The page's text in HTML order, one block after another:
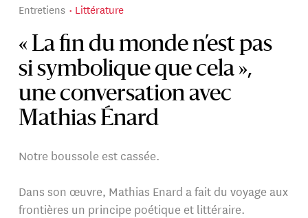
« La fin du monde n’est pas
si symbolique que cela »,
une conversation avec
Mathias Énard
Entretiens Littérature
Notre boussole est cassée.
Dans son œuvre, Mathias Enard a fait du voyage aux
frontières un principe poétique et littéraire.